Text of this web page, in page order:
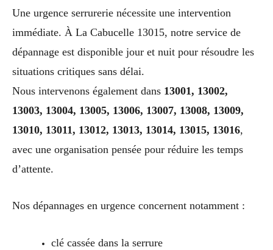
Une urgence serrurerie nécessite une intervention
immédiate. À La Cabucelle 13015, notre service de
dépannage est disponible jour et nuit pour résoudre les
situations critiques sans délai.
Nous intervenons également dans 13001, 13002,
13003, 13004, 13005, 13006, 13007, 13008, 13009,
13010, 13011, 13012, 13013, 13014, 13015, 13016,
avec une organisation pensée pour réduire les temps
d’attente.
Nos dépannages en urgence concernent notamment :
clé cassée dans la serrure